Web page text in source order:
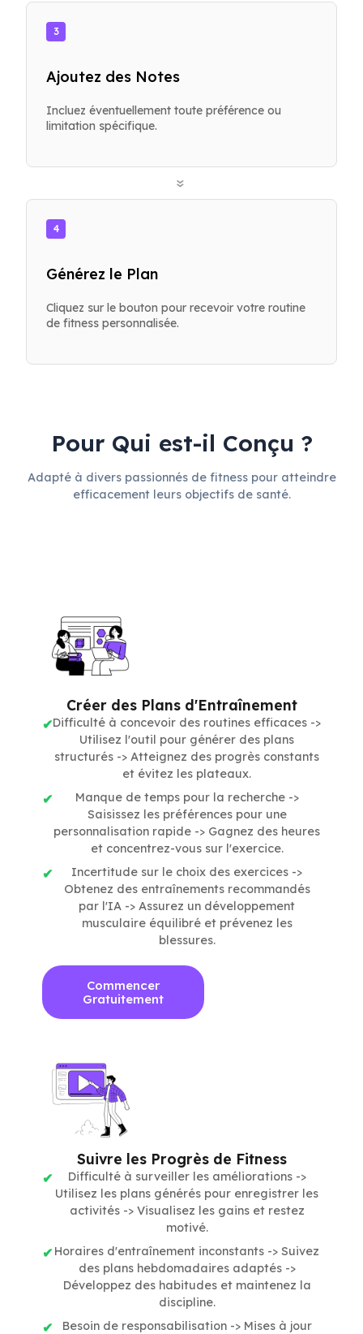
3
Ajoutez des Notes
Incluez éventuellement toute préférence ou
limitation spécifique.
»
4
Générez le Plan
Cliquez sur le bouton pour recevoir votre routine
de fitness personnalisée.
Pour Qui est-il Conçu ?
Adapté à divers passionnés de fitness pour atteindre
efficacement leurs objectifs de santé.
Créer des Plans d'Entraînement
Difficulté à concevoir des routines efficaces ->
Utilisez l'outil pour générer des plans
structurés -> Atteignez des progrès constants
et évitez les plateaux.
Manque de temps pour la recherche ->
Saisissez les préférences pour une
personnalisation rapide -> Gagnez des heures
et concentrez-vous sur l'exercice.
Incertitude sur le choix des exercices ->
Obtenez des entraînements recommandés
par l'IA -> Assurez un développement
musculaire équilibré et prévenez les
blessures.
Commencer
Gratuitement
Suivre les Progrès de Fitness
Difficulté à surveiller les améliorations ->
Utilisez les plans générés pour enregistrer les
activités -> Visualisez les gains et restez
motivé.
Horaires d'entraînement inconstants -> Suivez
des plans hebdomadaires adaptés ->
Développez des habitudes et maintenez la
discipline.
Besoin de responsabilisation -> Mises à jour